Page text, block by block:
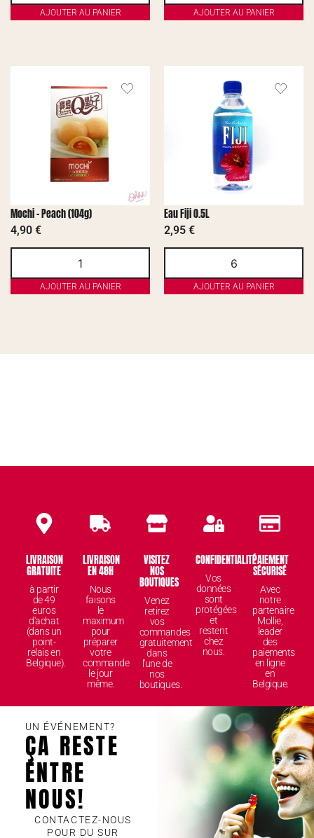
AJOUTER AU PANIER AJOUTER AU PANIER
Mochi – Peach (104g)
4,90 €
AJOUTER AU PANIER
Eau Fiji 0.5L
2,95 €
AJOUTER AU PANIER
LIVRAISON
GRATUITE
à partir
de 49
euros
d'achat
(dans un
point-
relais en
Belgique).
LIVRAISON
EN 48H
Nous
faisons
le
maximum
pour
préparer
votre
commande
le jour
même.
VISITEZ
NOS
BOUTIQUES
Venez
retirez
vos
commandes
gratuitement
dans
l'une de
nos
boutiques.
CONFIDENTIALITÉ
Vos
données
sont
protégées
et
restent
chez
nous.
PAIEMENT
SÉCURISÉ
Avec
notre
partenaire
Mollie,
leader
des
paiements
en ligne
en
Belgique.
UN ÉVÉNEMENT?
ÇA RESTE
ENTRE
NOUS!
CONTACTEZ-NOUS
POUR DU SUR